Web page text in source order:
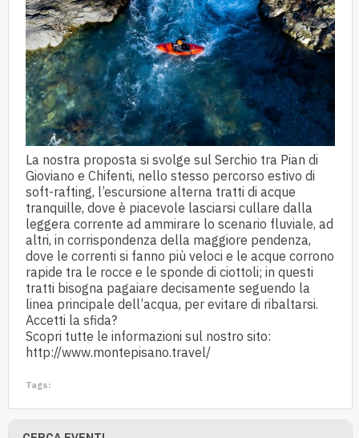
La nostra proposta si svolge sul Serchio tra Pian di
Gioviano e Chifenti, nello stesso percorso estivo di
soft-rafting, l’escursione alterna tratti di acque
tranquille, dove è piacevole lasciarsi cullare dalla
leggera corrente ad ammirare lo scenario fluviale, ad
altri, in corrispondenza della maggiore pendenza,
dove le correnti si fanno più veloci e le acque corrono
rapide tra le rocce e le sponde di ciottoli; in questi
tratti bisogna pagaiare decisamente seguendo la
linea principale dell’acqua, per evitare di ribaltarsi.
Accetti la sfida?
Scopri tutte le informazioni sul nostro sito:
http://www.montepisano.travel/
Tags: